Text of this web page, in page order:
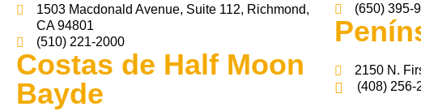
1503 Macdonald Avenue, Suite 112, Richmond,
CA 94801
(510) 221-2000
Costas de Half Moon
Bayde
(650) 395-
2150 N.
(408) 256-